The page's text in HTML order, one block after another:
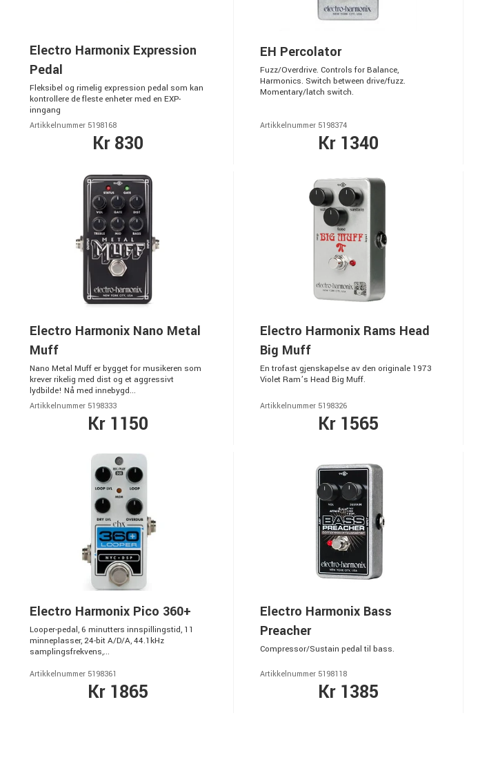
Electro Harmonix Expression
Pedal
Fleksibel og rimelig expression pedal som kan
kontrollere de fleste enheter med en EXP-
inngang
Artikkelnummer 5198168
Kr 830
EH Percolator
Fuzz/Overdrive. Controls for Balance,
Harmonics. Switch between drive/fuzz.
Momentary/latch switch.
Artikkelnummer 5198374
Kr 1340
Electro Harmonix Nano Metal
Muff
Nano Metal Muff er bygget for musikeren som
krever rikelig med dist og et aggressivt
lydbilde! Nå med innebygd...
Artikkelnummer 5198333
Kr 1150
Electro Harmonix Rams Head
Big Muff
En trofast gjenskapelse av den originale 1973
Violet Ram’s Head Big Muff.
Artikkelnummer 5198326
Kr 1565
Electro Harmonix Pico 360+
Looper-pedal, 6 minutters innspillingstid, 11
minneplasser, 24-bit A/D/A, 44.1kHz
samplingsfrekvens,...
Artikkelnummer 5198361
Kr 1865
Electro Harmonix Bass
Preacher
Compressor/Sustain pedal til bass.
Artikkelnummer 5198118
Kr 1385